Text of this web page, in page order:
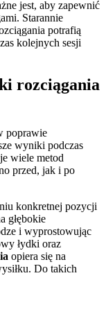
jest, aby zapewnić
Starannie
potrafią
kolejnych sesji
rozciągania
poprawie
wyniki podczas
wiele metod
przed, jak i po
konkretnej pozycji
głębokie
i wyprostowując
łydki oraz
opiera się na
Do takich